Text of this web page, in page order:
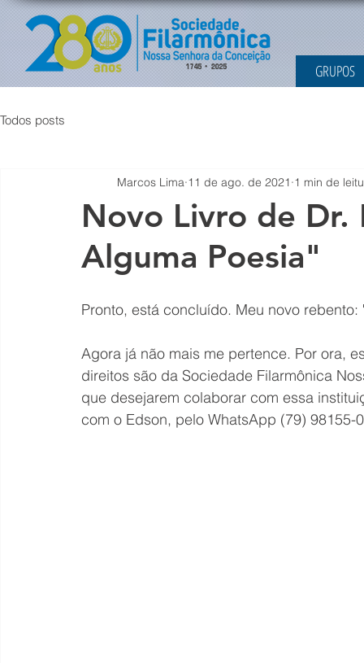
GRUPOS
Todos posts
Novo Livro de
Alguma Poesia"
Marcos Lima 11 de ago. de 2021 1 min de
Pronto, está concluído. Meu novo rebento:
Agora já não mais me pertence. Por ora,
direitos são da Sociedade Filarmônica
que desejarem colaborar com essa
com o Edson, pelo WhatsApp (79)